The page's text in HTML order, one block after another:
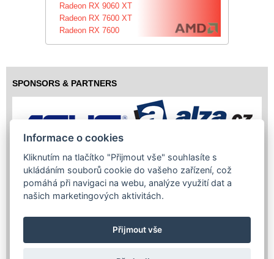
Radeon RX 9060 XT
Radeon RX 7600 XT
Radeon RX 7600
SPONSORS & PARTNERS
Informace o cookies
Kliknutím na tlačítko "Přijmout vše" souhlasíte s
ukládáním souborů cookie do vašeho zařízení, což
pomáhá při navigaci na webu, analýze využití dat a
našich marketingových aktivitách.
Přijmout vše